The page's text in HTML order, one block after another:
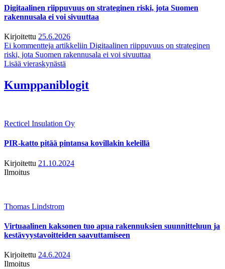
Digitaalinen riippuvuus on strateginen riski, jota Suomen
rakennusala ei voi sivuuttaa
Kirjoitettu 25.6.2026
Ei kommentteja artikkeliin Digitaalinen riippuvuus on strateginen
riski, jota Suomen rakennusala ei voi sivuuttaa
Lisää vieraskynästä
Kumppaniblogit
Recticel Insulation Oy
PIR-katto pitää pintansa kovillakin keleillä
Kirjoitettu 21.10.2024
Ilmoitus
Thomas Lindstrom
Virtuaalinen kaksonen tuo apua rakennuksien suunnitteluun ja
kestävyystavoitteiden saavuttamiseen
Kirjoitettu 24.6.2024
Ilmoitus